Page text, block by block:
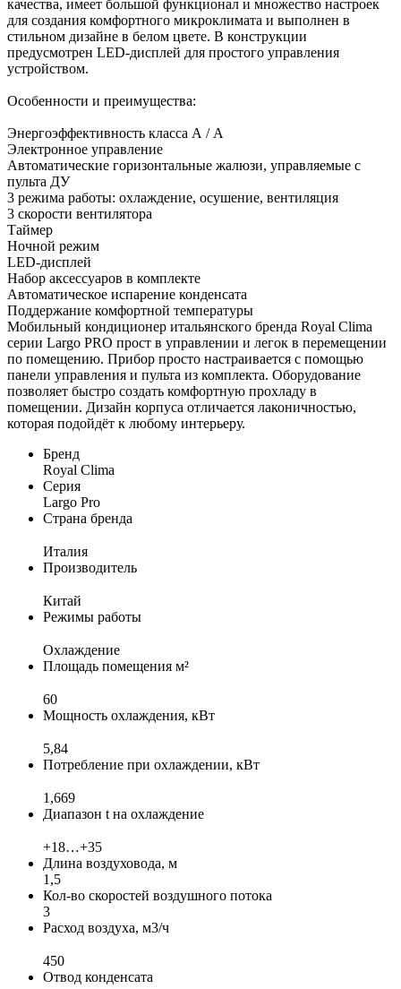
качества, имеет большой функционал и множество настроек
для создания комфортного микроклимата и выполнен в
стильном дизайне в белом цвете. В конструкции
предусмотрен LED-дисплей для простого управления
устройством.
Особенности и преимущества:
Энергоэффективность класса А / A
Электронное управление
Автоматические горизонтальные жалюзи, управляемые с
пульта ДУ
3 режима работы: охлаждение, осушение, вентиляция
3 скорости вентилятора
Таймер
Ночной режим
LED-дисплей
Набор аксессуаров в комплекте
Автоматическое испарение конденсата
Поддержание комфортной температуры
Мобильный кондиционер итальянского бренда Royal Clima
серии Largo PRO прост в управлении и легок в перемещении
по помещению. Прибор просто настраивается с помощью
панели управления и пульта из комплекта. Оборудование
позволяет быстро создать комфортную прохладу в
помещении. Дизайн корпуса отличается лаконичностью,
которая подойдёт к любому интерьеру.
Бренд
Royal Clima
Серия
Largo Pro
Страна бренда
Италия
Производитель
Китай
Режимы работы
Охлаждение
Площадь помещения м²
60
Мощность охлаждения, кВт
5,84
Потребление при охлаждении, кВт
1,669
Диапазон t на охлаждение
+18…+35
Длина воздуховода, м
1,5
Кол-во скоростей воздушного потока
3
Расход воздуха, м3/ч
450
Отвод конденсата